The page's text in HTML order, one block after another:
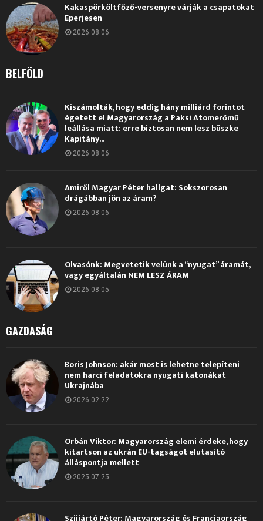
Kakaspörköltfőző-versenyre várják a csapatokat
Eperjesen
2026.08.06.
BELFÖLD
Kiszámolták, hogy eddig hány milliárd forintot
égetett el Magyarország a Paksi Atomerőmű
leállása miatt: erre biztosan nem lesz büszke
Kapitány...
2026.08.06.
Amiről Magyar Péter hallgat: Sokszorosan
drágábban jön az áram?
2026.08.06.
Olvasónk: Megvetetik velünk a “nyugat” áramát,
vagy egyáltalán NEM LESZ ÁRAM
2026.08.05.
GAZDASÁG
Boris Johnson: akár most is lehetne telepíteni
nem harci feladatokra nyugati katonákat
Ukrajnába
2026.02.22.
Orbán Viktor: Magyarország elemi érdeke, hogy
kitartson az ukrán EU-tagságot elutasító
álláspontja mellett
2025.07.25.